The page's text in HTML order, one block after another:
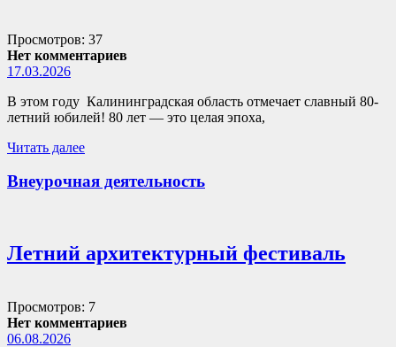
Просмотров: 37
Нет комментариев
17.03.2026
В этом году Калининградская область отмечает славный 80-
летний юбилей! 80 лет — это целая эпоха,
Читать далее
Внеурочная деятельность
Летний архитектурный фестиваль
Просмотров: 7
Нет комментариев
06.08.2026